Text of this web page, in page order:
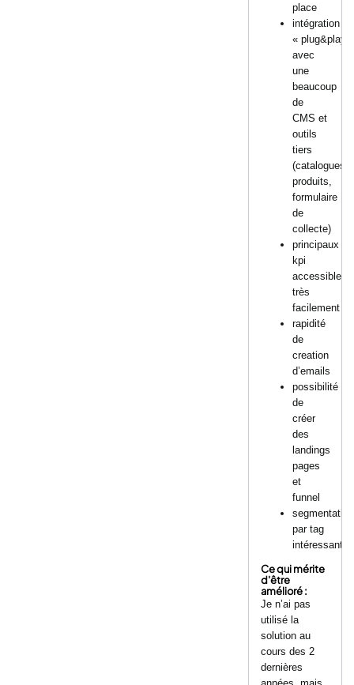
place
intégration
« plug&play
avec
une
beaucoup
de
CMS et
outils
tiers
(catalogues
produits,
formulaire
de
collecte)
principaux
kpi
accessibles
très
facilement
rapidité
de
creation
d’emails
possibilité
de
créer
des
landings
pages
et
funnel
segmentation
par tag
intéressante
Ce qui mérite
d'être
amélioré :
Je n’ai pas
utilisé la
solution au
cours des 2
dernières